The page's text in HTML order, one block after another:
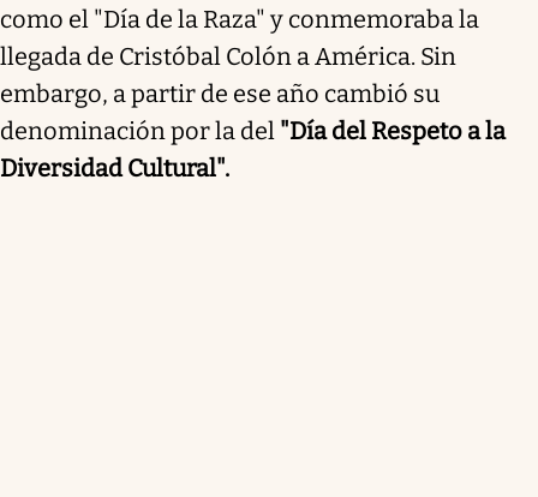
como el "Día de la Raza" y conmemoraba la
llegada de Cristóbal Colón a América. Sin
embargo, a partir de ese año cambió su
denominación por la del "Día del Respeto a la
Diversidad Cultural".